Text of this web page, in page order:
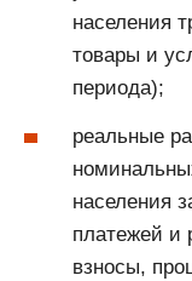
населения
товары и
периода);
реальные
населения
платежей и
взносы,